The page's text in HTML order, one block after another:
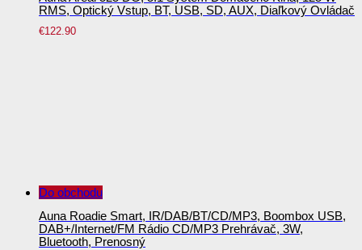
RMS, Optický Vstup, BT, USB, SD, AUX, Diaľkový Ovládač
€122.90
Do obchodu
Auna Roadie Smart, IR/DAB/BT/CD/MP3, Boombox USB,
DAB+/internet/FM Rádio CD/MP3 Prehrávač, 3W,
Bluetooth, Prenosný